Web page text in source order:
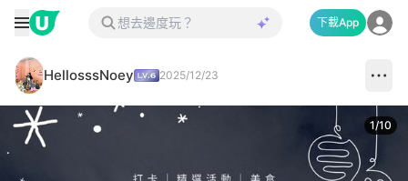
下載App
HellosssNoey 2025/12/23
1/10